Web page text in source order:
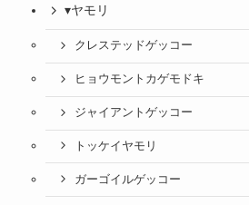
▾ヤモリ
クレステッドゲッコー
ヒョウモントカゲモドキ
ジャイアントゲッコー
トッケイヤモリ
ガーゴイルゲッコー